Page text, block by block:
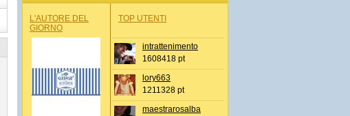
L'AUTORE DEL
GIORNO
TOP UTENTI
intrattenimento
1608418 pt
lory663
1211328 pt
maestrarosalba